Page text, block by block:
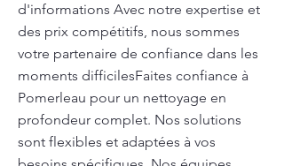
d'informations Avec notre expertise et
des prix compétitifs, nous sommes
votre partenaire de confiance dans les
moments difficilesFaites confiance à
Pomerleau pour un nettoyage en
profondeur complet. Nos solutions
sont flexibles et adaptées à vos